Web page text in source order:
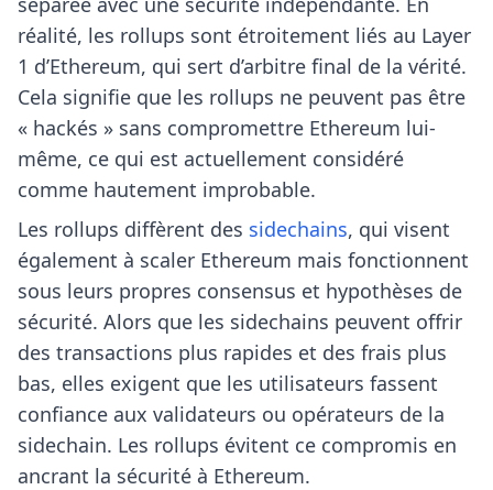
réalité, les rollups sont étroitement liés au Layer
1 d’Ethereum, qui sert d’arbitre final de la vérité.
Cela signifie que les rollups ne peuvent pas être
« hackés » sans compromettre Ethereum lui-
même, ce qui est actuellement considéré
comme hautement improbable.
Les rollups diffèrent des sidechains, qui visent
également à scaler Ethereum mais fonctionnent
sous leurs propres consensus et hypothèses de
sécurité. Alors que les sidechains peuvent offrir
des transactions plus rapides et des frais plus
bas, elles exigent que les utilisateurs fassent
confiance aux validateurs ou opérateurs de la
sidechain. Les rollups évitent ce compromis en
ancrant la sécurité à Ethereum.